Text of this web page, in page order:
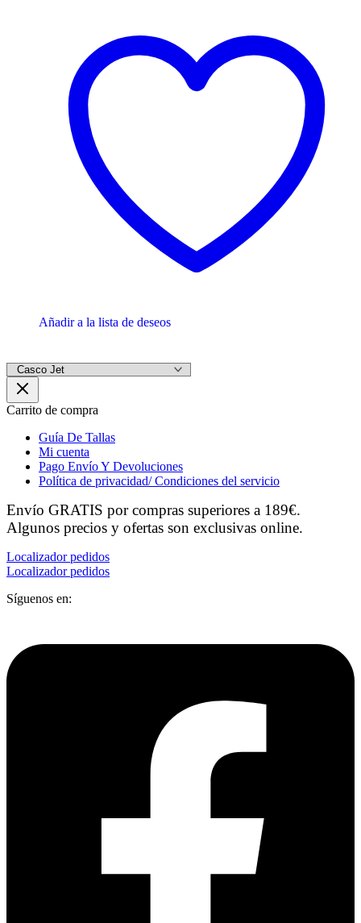
Añadir a la lista de deseos
Carrito de compra
Guía De Tallas
Mi cuenta
Pago Envío Y Devoluciones
Política de privacidad/ Condiciones del servicio
Envío GRATIS por compras superiores a 189€.
Algunos precios y ofertas son exclusivas online.
Localizador pedidos
Localizador pedidos
Síguenos en: